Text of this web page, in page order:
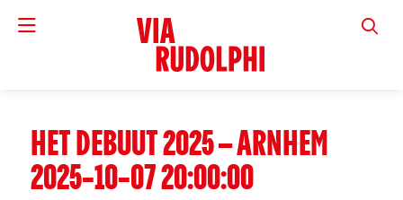
VIA
HET DEBUUT 2025 – ARNHEM
2025-10-07 20:00:00